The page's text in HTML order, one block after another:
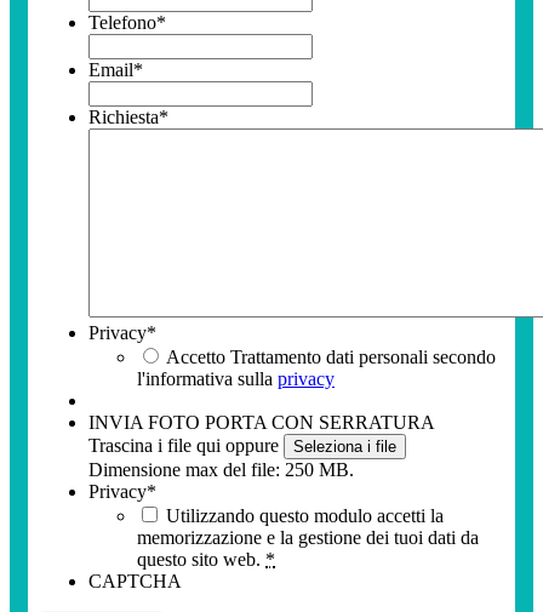
Telefono*
Email*
Richiesta*
Privacy*
Accetto Trattamento dati personali secondo
l'informativa sulla privacy
INVIA FOTO PORTA CON SERRATURA
Trascina i file qui oppure
Seleziona i file
Dimensione max del file: 250 MB.
Privacy*
Utilizzando questo modulo accetti la
memorizzazione e la gestione dei tuoi dati da
questo sito web. *
CAPTCHA